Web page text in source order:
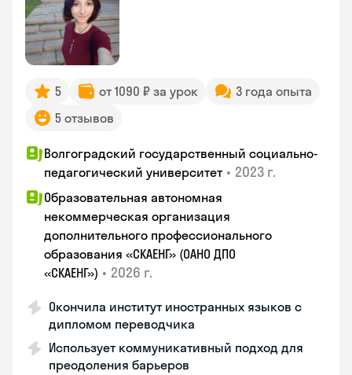
5 от 1090 ₽ за урок
3 года опыта
5 отзывов
Волгоградский государственный социально-
педагогический университет • 2023 г.
Образовательная автономная
некоммерческая организация
дополнительного профессионального
образования «СКАЕНГ» (ОАНО ДПО
«СКАЕНГ») • 2026 г.
Окончила институт иностранных языков с
дипломом переводчика
Использует коммуникативный подход для
преодоления барьеров